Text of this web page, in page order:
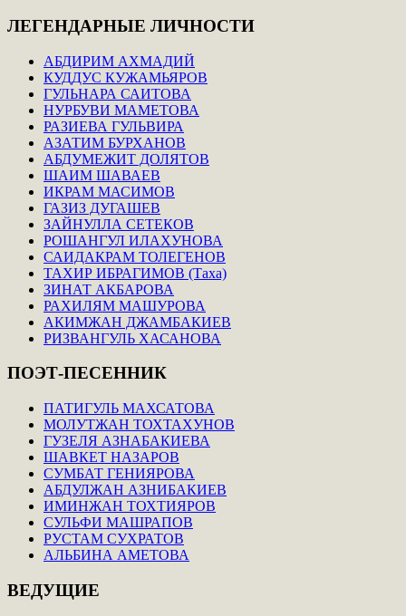
ЛЕГЕНДАРНЫЕ ЛИЧНОСТИ
АБДИРИМ АХМАДИЙ
КУДДУС КУЖАМЬЯРОВ
ГУЛЬНАРА САИТОВА
НУРБУВИ МАМЕТОВА
РАЗИЕВА ГУЛЬВИРА
АЗАТИМ БУРХАНОВ
АБДУМЕЖИТ ДОЛЯТОВ
ШАИМ ШАВАЕВ
ИКРАМ МАСИМОВ
ГАЗИЗ ДУГАШЕВ
ЗАЙНУЛЛА СЕТЕКОВ
РОШАНГУЛ ИЛАХУНОВА
САИДАКРАМ ТОЛЕГЕНОВ
ТАХИР ИБРАГИМОВ (Таха)
ЗИНАТ АКБАРОВА
РАХИЛЯМ МАШУРОВА
АКИМЖАН ДЖАМБАКИЕВ
РИЗВАНГУЛЬ ХАСАНОВА
ПОЭТ-ПЕСЕННИК
ПАТИГУЛЬ МАХСАТОВА
МОЛУТЖАН ТОХТАХУНОВ
ГУЗЕЛЯ АЗНАБАКИЕВА
ШАВКЕТ НАЗАРОВ
СУМБАТ ГЕНИЯРОВА
АБДУЛЖАН АЗНИБАКИЕВ
ИМИНЖАН ТОХТИЯРОВ
СУЛЬФИ МАШРАПОВ
РУСТАМ СУХРАТОВ
АЛЬБИНА АМЕТОВА
ВЕДУЩИЕ